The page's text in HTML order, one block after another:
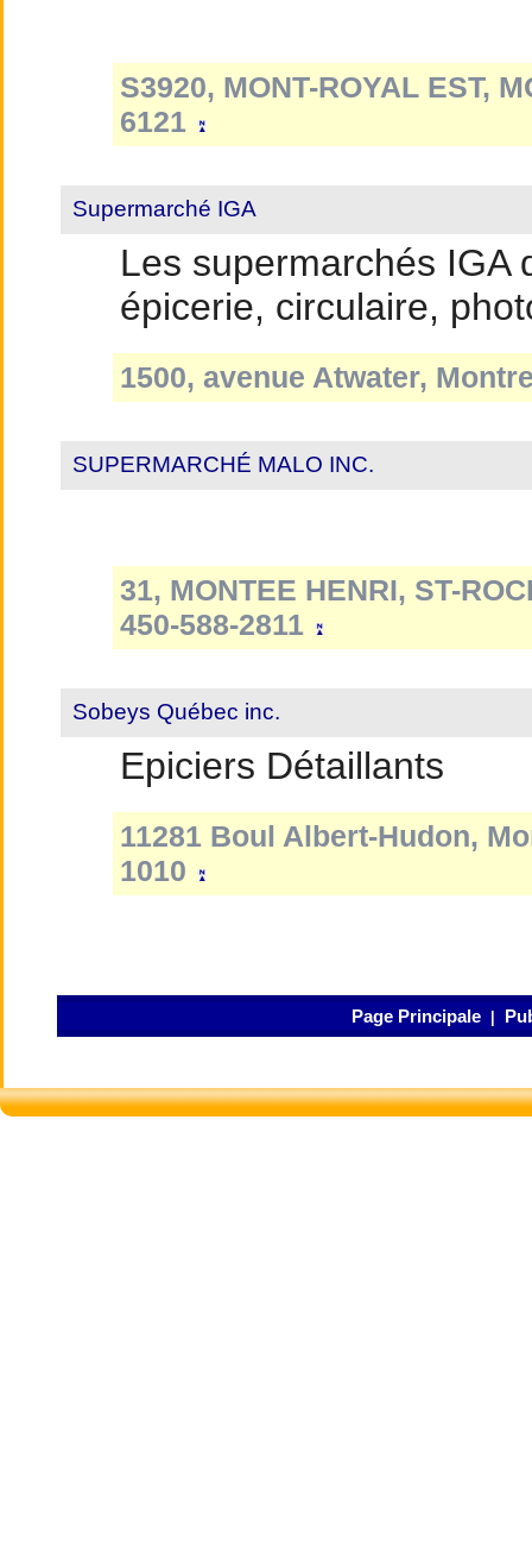
S3920, MONT-ROYAL EST,
6121
Supermarché IGA
Les supermarchés IGA
épicerie, circulaire,
1500, avenue Atwater,
SUPERMARCHÉ MALO INC.
31, MONTEE HENRI, ST-
450-588-2811
Sobeys Québec inc.
Epiciers Détaillants
11281 Boul Albert-Hudon,
1010
Page Principale|